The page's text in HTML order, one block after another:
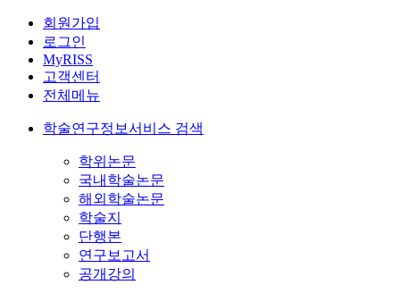
회원가입
로그인
MyRISS
고객센터
전체메뉴
학술연구정보서비스 검색
학위논문
국내학술논문
해외학술논문
학술지
단행본
연구보고서
공개강의